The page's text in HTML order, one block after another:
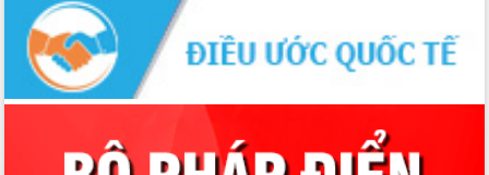
Đắk Lắk sơ kết 4 năm triển khai thực
hiện Đề án 06 của Chính phủ
Họp báo thông tin về Hội nghị Công bố
Quy hoạch và Xúc tiến đầu tư tỉnh Đắk
Lắk
giải ngân vốn khắc phục thiên tai